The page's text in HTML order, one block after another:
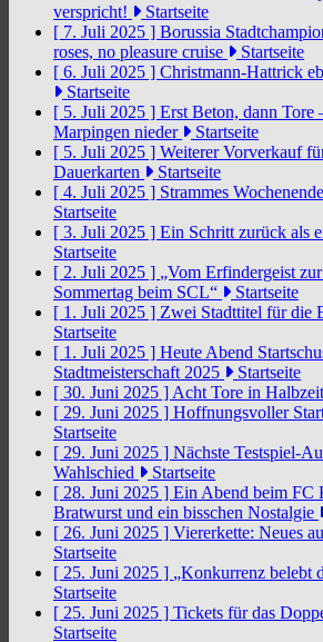
verspricht!
Startseite
[ 7. Juli 2025 ] Borussia
roses, no pleasure cruise
Startseite
[ 6. Juli 2025 ] Christmann-Hattrick
Startseite
[ 5. Juli 2025 ] Erst Beton, dann Tore
Marpingen nieder
Startseite
[ 5. Juli 2025 ] Weiterer Vorverkauf
Dauerkarten
Startseite
[ 4. Juli 2025 ] Strammes
Startseite
[ 3. Juli 2025 ] Ein Schritt zurück als
Startseite
[ 2. Juli 2025 ] „Vom Erfindergeist
Sommertag beim SCL“
Startseite
[ 1. Juli 2025 ] Zwei Stadttitel für die
Startseite
[ 1. Juli 2025 ] Heute Abend
Stadtmeisterschaft 2025
Startseite
[ 30. Juni 2025 ] Acht Tore in
[ 29. Juni 2025 ] Hoffnungsvoller
Startseite
[ 29. Juni 2025 ] Nächste Testspiel-
Wahlschied
Startseite
[ 28. Juni 2025 ] Ein Abend beim FC
Bratwurst und ein bisschen Nostalgie
[ 26. Juni 2025 ] Viererkette: Neues
Startseite
[ 25. Juni 2025 ] „Konkurrenz belebt
Startseite
[ 25. Juni 2025 ] Tickets für das
Startseite